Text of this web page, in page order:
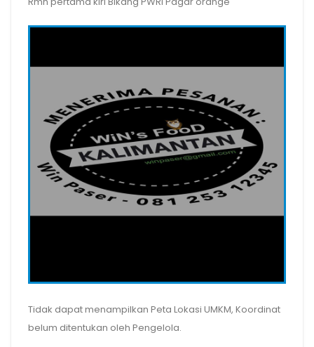
Tidak dapat menampilkan Peta Lokasi UMKM, Koordinat
belum ditentukan oleh Pengelola.